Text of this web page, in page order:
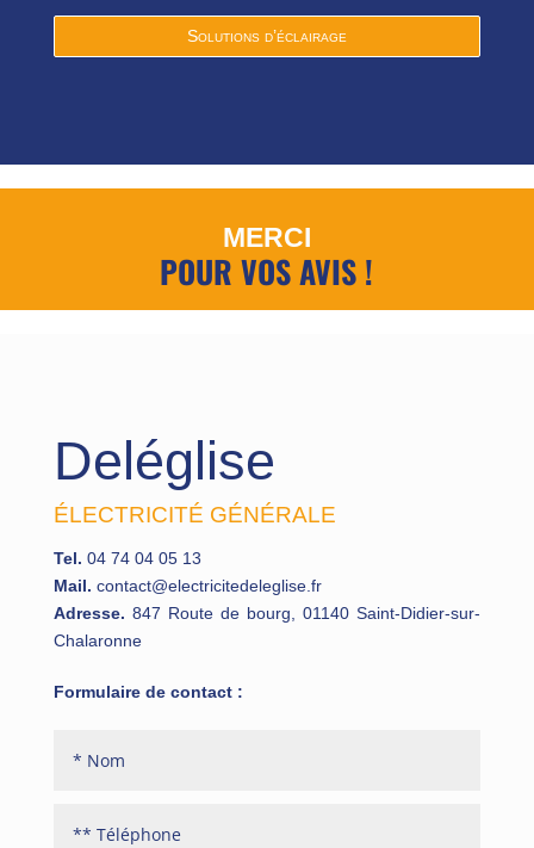
Solutions d’éclairage
MERCI
POUR VOS AVIS !
Deléglise
ÉLECTRICITÉ GÉNÉRALE
Tel. 04 74 04 05 13
Mail. contact@electricitedeleglise.fr
Adresse. 847 Route de bourg, 01140 Saint-Didier-sur-
Chalaronne
Formulaire de contact :